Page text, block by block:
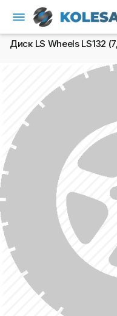
Диск LS Wheels LS132